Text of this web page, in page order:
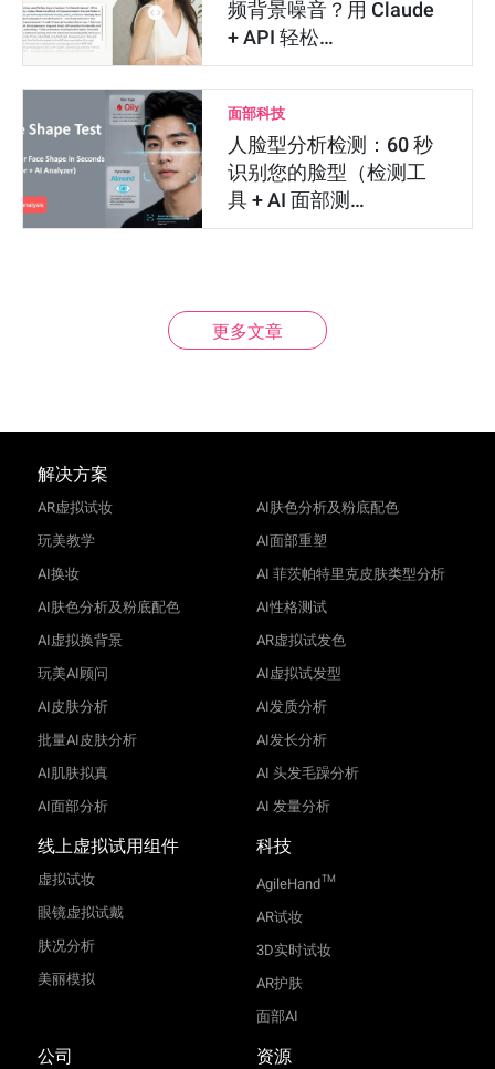
频背景噪音？用 Claude
+ API 轻松…
面部科技
人脸型分析检测：60 秒
识别您的脸型（检测工
具 + AI 面部测…
更多文章
解决方案
AR虚拟试妆
玩美教学
AI换妆
AI肤色分析及粉底配色
AI虚拟换背景
玩美AI顾问
AI皮肤分析
批量AI皮肤分析
AI肌肤拟真
AI面部分析
AI肤色分析及粉底配色
AI面部重塑
AI 菲茨帕特里克皮肤类型分析
AI性格测试
AR虚拟试发色
AI虚拟试发型
AI发质分析
AI发长分析
AI 头发毛躁分析
AI 发量分析
线上虚拟试用组件
虚拟试妆
眼镜虚拟试戴
肤况分析
美丽模拟
科技
AgileHandTM
AR试妆
3D实时试妆
AR护肤
面部AI
公司 资源